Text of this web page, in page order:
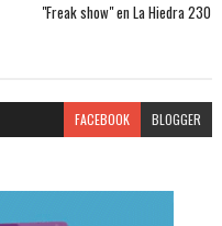
"Freak show" en La Hiedra 230
FACEBOOK BLOGGER